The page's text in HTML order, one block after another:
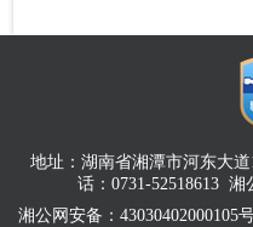
地址：湖南省湘潭市河东大
话：0731-52518613 湘
湘公网安备：43030402000105